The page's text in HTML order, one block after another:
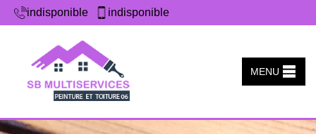
indisponible indisponible
MENU